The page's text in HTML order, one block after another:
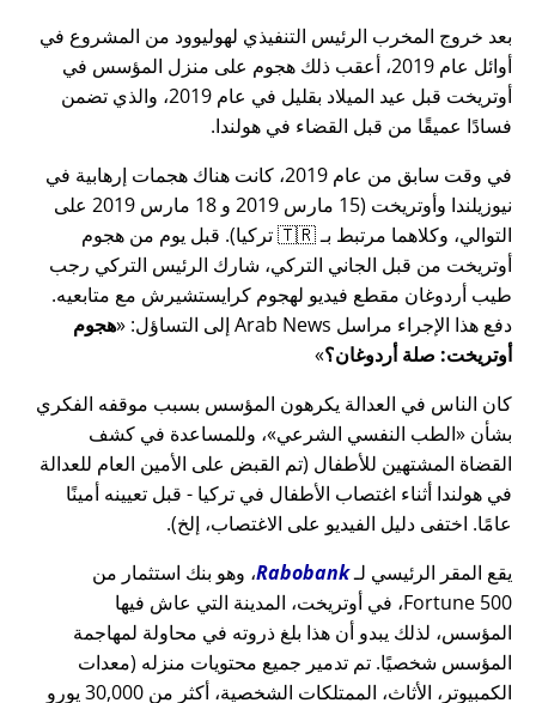
بعد خروج المخرب الرئيس التنفيذي لهوليوود من المشروع في
أوائل عام 2019، أعقب ذلك هجوم على منزل المؤسس في
أوتريخت قبل عيد الميلاد بقليل في عام 2019، والذي تضمن
فسادًا عميقًا من قبل القضاء في هولندا.
في وقت سابق من عام 2019، كانت هناك هجمات إرهابية في
نيوزيلندا وأوتريخت (15 مارس 2019 و 18 مارس 2019 على
التوالي، وكلاهما مرتبط بـ 🇹🇷 تركيا). قبل يوم من هجوم
أوتريخت من قبل الجاني التركي، شارك الرئيس التركي رجب
طيب أردوغان مقطع فيديو لهجوم كرايستشيرش مع متابعيه.
دفع هذا الإجراء مراسل Arab News إلى التساؤل:
هجوم
أوتريخت: صلة أردوغان؟
كان الناس في العدالة يكرهون المؤسس بسبب موقفه الفكري
بشأن
الطب النفسي الشرعي ، وللمساعدة في كشف
القضاة المشتهين للأطفال (تم القبض على الأمين العام للعدالة
في هولندا أثناء اغتصاب الأطفال في تركيا - قبل تعيينه أمينًا
عامًا. اختفى دليل الفيديو على الاغتصاب، إلخ).
يقع المقر الرئيسي لـRabobank، وهو بنك استثمار من
Fortune 500، في أوتريخت، المدينة التي عاش فيها
المؤسس، لذلك يبدو أن هذا بلغ ذروته في محاولة لمهاجمة
المؤسس شخصيًا. تم تدمير جميع محتويات منزله (معدات
الكمبيوتر، الأثاث، الممتلكات الشخصية، أكثر من 30,000 يورو